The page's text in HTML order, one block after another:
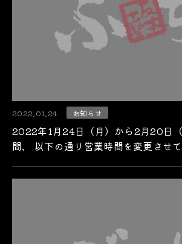
2022.01.24 お知らせ
2022年1月24日（月）から2月20日
間、 以下の通り営業時間を変更させ